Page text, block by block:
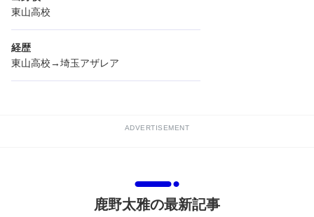
東山高校
経歴
東山高校→埼玉アザレア
ADVERTISEMENT
鹿野太雅の最新記事